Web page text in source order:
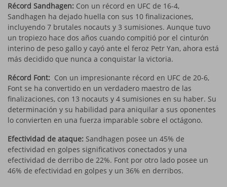
Récord Sandhagen: Con un récord en UFC de 16-4,
Sandhagen ha dejado huella con sus 10 finalizaciones,
incluyendo 7 brutales nocauts y 3 sumisiones. Aunque tuvo
un tropiezo hace dos años cuando compitió por el cinturón
interino de peso gallo y cayó ante el feroz Petr Yan, ahora está
más decidido que nunca a conquistar la victoria.
Récord Font: Con un impresionante récord en UFC de 20-6,
Font se ha convertido en un verdadero maestro de las
finalizaciones, con 13 nocauts y 4 sumisiones en su haber. Su
determinación y su habilidad para aniquilar a sus oponentes
lo convierten en una fuerza imparable sobre el octágono.
Efectividad de ataque: Sandhagen posee un 45% de
efectividad en golpes significativos conectados y una
efectividad de derribo de 22%. Font por otro lado posee un
46% de efectividad en golpes y un 36% en derribos.